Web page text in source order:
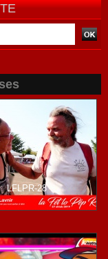
LFLPR-28